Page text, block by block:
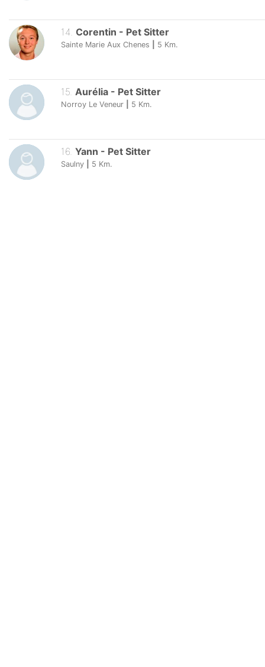
14 Corentin - Pet Sitter
Sainte Marie Aux Chenes 5 Km.
15 Aurélia - Pet Sitter
Norroy Le Veneur 5 Km.
16 Yann - Pet Sitter
Saulny 5 Km.